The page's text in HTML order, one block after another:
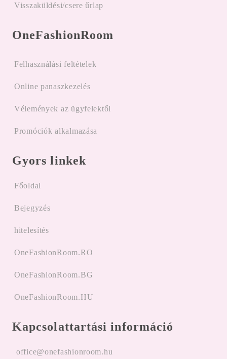
Visszaküldési/csere űrlap
OneFashionRoom
Felhasználási feltételek
Online panaszkezelés
Vélemények az ügyfelektől
Promóciók alkalmazása
Gyors linkek
Főoldal
Bejegyzés
hitelesítés
OneFashionRoom.RO
OneFashionRoom.BG
OneFashionRoom.HU
Kapcsolattartási információ
office@onefashionroom.hu